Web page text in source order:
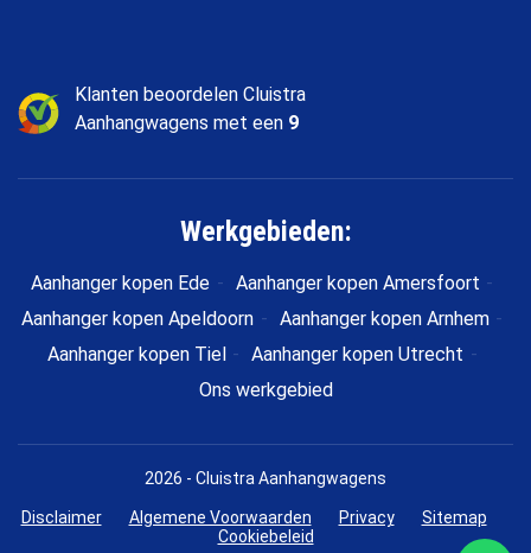
Klanten beoordelen Cluistra
Aanhangwagens met een 9
Werkgebieden:
Aanhanger kopen Ede
Aanhanger kopen Amersfoort
Aanhanger kopen Apeldoorn
Aanhanger kopen Arnhem
Aanhanger kopen Tiel
Aanhanger kopen Utrecht
Ons werkgebied
2026 - Cluistra Aanhangwagens
Disclaimer Algemene Voorwaarden Privacy
Sitemap
Cookiebeleid